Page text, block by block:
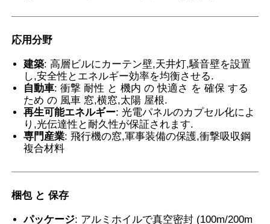
応用分野
建築: 高層ビルにカーテン壁,天井灯,騒音壁を設置
し,安全性とエネルギー効率を均衡させる.
自動車: 衝撃 耐性 と 機内 の 快適さ を 確保 する
ため の 風車 窓,横窓,太陽 屋根.
再生可能エネルギー: 光電パネルのカプセル化によ
り,光伝達性と耐久性が保証されます.
専門産業: 飛行機の窓,軍事装備の保護,衝撃吸収鋼
複合材料
梱包 と 保存
パッケージ: アルミホイルで真空密封 (100m/200m